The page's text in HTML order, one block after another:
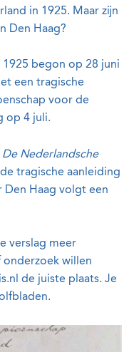
in 1925. Maar zijn
Den Haag?
1925 begon op 28 juni
een tragische
voor de
op 4 juli.
De Nederlandsche
tragische aanleiding
Den Haag volgt een
verslag meer
willen
de juiste plaats. Je